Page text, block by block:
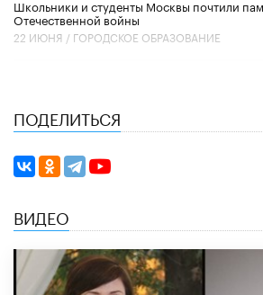
Школьники и студенты Москвы почтили
Отечественной войны
22 ИЮНЯ / ГОРОДСКОЕ ОБРАЗОВАНИЕ
ПОДЕЛИТЬСЯ
ВИДЕО